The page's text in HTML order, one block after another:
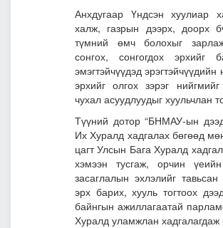
Анхдугаар Үндсэн хуулиар
халж, газрын дээрх, доорх
түмний өмч болохыг
сонгох, сонгогдох эрхийг
эмэгтэйчүүдэд эрэгтэйчүүдийн
эрхийг олгох зэрэг
чухал асуудлуудыг хуульчлан
Түүний дотор “БНМАУ-ын
Их Хуралд хадгалах бөгөөд
цагт Улсын Бага Хуралд
хэмээн тусгаж, орчин
засаглалын эхлэлийг
эрх барих, хууль тогтоох
байнгын ажиллагаатай
Хуралд уламжлан хадгалагдаж